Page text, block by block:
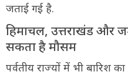
जताई गई है.
हिमाचल, उत्तराखंड और
सकता है मौसम
पर्वतीय राज्यों में भी बारिश